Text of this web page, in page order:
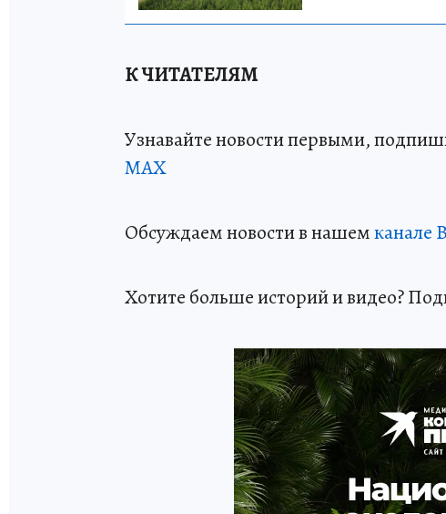
К ЧИТАТЕЛЯМ
Узнавайте новости первыми,
МАХ
Обсуждаем новости в нашемканале
Хотите больше историй и видео?